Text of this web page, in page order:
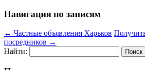
Навигация по записям
← Частные объявления Харьков
посредников →
Найти: